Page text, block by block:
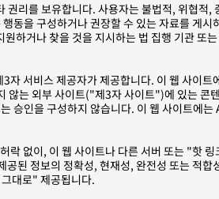
리를 보유합니다. 사용자는 불법적, 위협적,
동을 구성하거나 권장할 수 있는 자료를
하거나 찾을 것을 지시하는 법 집행 기관
서비스 제공자가 제공합니다. 이 웹 사이트
외부 사이트("제3자 사이트")에 있는 콘텐
승인을 구성하지 않습니다. 이 웹 사이트에
이, 이 웹 사이트나 다른 서버 또는 "핫 링
정보의 정확성, 현재성, 완전성 또는 적합
대로" 제공됩니다.